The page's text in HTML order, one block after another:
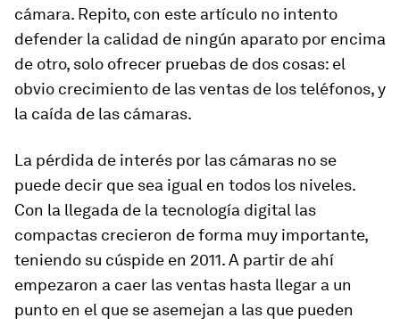
cámara. Repito, con este artículo no intento
defender la calidad de ningún aparato por encima
de otro, solo ofrecer pruebas de dos cosas: el
obvio crecimiento de las ventas de los teléfonos, y
la caída de las cámaras.
La pérdida de interés por las cámaras no se
puede decir que sea igual en todos los niveles.
Con la llegada de la tecnología digital las
compactas crecieron de forma muy importante,
teniendo su cúspide en 2011. A partir de ahí
empezaron a caer las ventas hasta llegar a un
punto en el que se asemejan a las que pueden